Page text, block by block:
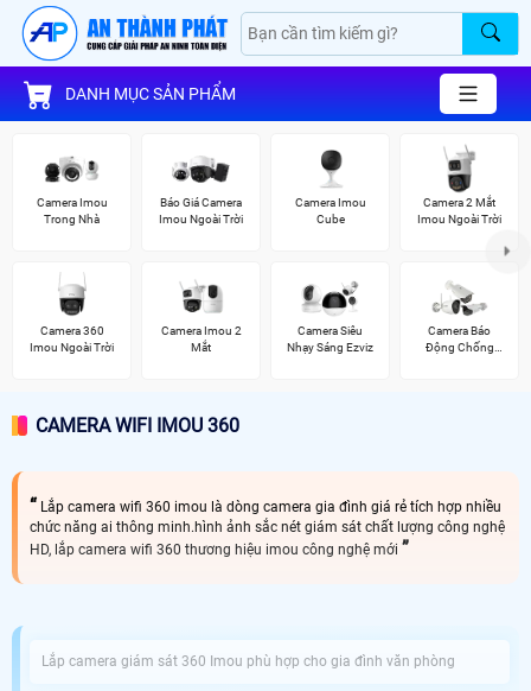
DANH MỤC SẢN PHẨM
Camera Imou
Trong Nhà
Báo Giá Camera
Imou Ngoài Trời
Camera Imou
Cube
Camera 2 Mắt
Imou Ngoài Trời
Camera 360
Imou Ngoài Trời
Camera Imou 2
Mắt
Camera Siêu
Nhạy Sáng Ezviz
Camera Báo
Động Chống
CAMERA WIFI IMOU 360
Lắp camera wifi 360 imou là dòng camera gia đình giá rẻ tích hợp nhiều
chức năng ai thông minh.hình ảnh sắc nét giám sát chất lượng công nghệ
HD, lắp camera wifi 360 thương hiệu imou công nghệ mới
Lắp camera giám sát 360 Imou phù hợp cho gia đình văn phòng